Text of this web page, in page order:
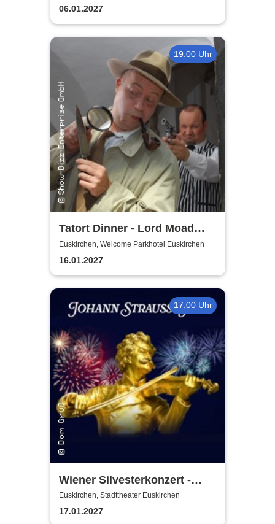
06.01.2027
19:00 Uhr
Tatort Dinner - Lord Moad
lässt bitten!
Euskirchen, Welcome Parkhotel Euskirchen
16.01.2027
17:00 Uhr
Wiener Silvesterkonzert -
Wiener Neujahrskonzert
Euskirchen, Stadttheater Euskirchen
17.01.2027